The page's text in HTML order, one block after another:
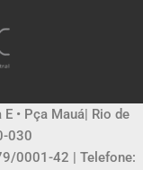
• Pça Mauá| Rio de
030
0001-42 | Telefone: